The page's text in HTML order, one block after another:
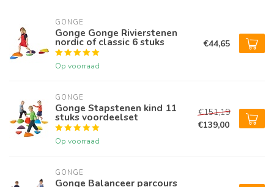
GONGE
Gonge Gonge Rivierstenen
nordic of classic 6 stuks
Op voorraad
€44,65
GONGE
Gonge Stapstenen kind 11
stuks voordeelset
Op voorraad
€151,19
€139,00
GONGE
Gonge Balanceer parcours